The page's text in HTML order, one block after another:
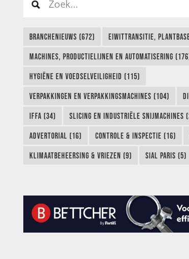
BRANCHENIEUWS (672) EIWITTRANSITIE,
MACHINES, PRODUCTIELIJNEN EN AUTOMATISERING
HYGIËNE EN VOEDSELVEILIGHEID (115)
VERPAKKINGEN EN VERPAKKINGSMACHINES (104)
IFFA (34) SLICING EN INDUSTRIËLE SNIJMACHINES
ADVERTORIAL (16) CONTROLE & INSPECTIE (16)
KLIMAATBEHEERSING & VRIEZEN (9) SIAL PARIS (5)